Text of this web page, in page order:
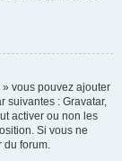
» vous pouvez ajouter
suivantes : Gravatar,
activer ou non les
Si vous ne
du forum.